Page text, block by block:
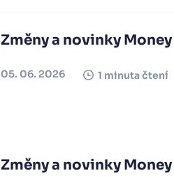
Změny a novinky
05. 06. 2026 1 minuta čtení
Změny a novinky